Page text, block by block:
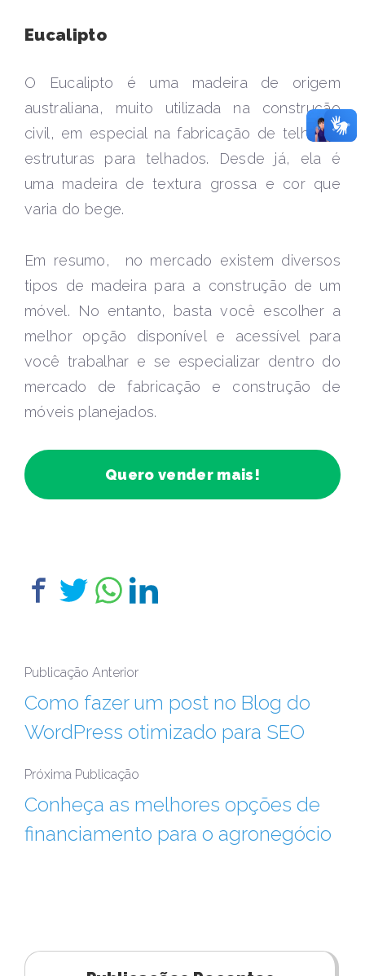
Eucalipto
O Eucalipto é uma madeira de origem
australiana, muito utilizada na construção
civil, em especial na fabricação de telhas e
estruturas para telhados. Desde já, ela é
uma madeira de textura grossa e cor que
varia do bege.
Em resumo, no mercado existem diversos
tipos de madeira para a construção de um
móvel. No entanto, basta você escolher a
melhor opção disponível e acessível para
você trabalhar e se especializar dentro do
mercado de fabricação e construção de
móveis planejados.
Quero vender mais!
Publicação Anterior
Como fazer um post no Blog do
WordPress otimizado para SEO
Próxima Publicação
Conheça as melhores opções de
financiamento para o agronegócio